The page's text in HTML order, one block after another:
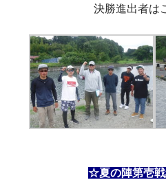
決勝進出者は
☆夏の陣第壱